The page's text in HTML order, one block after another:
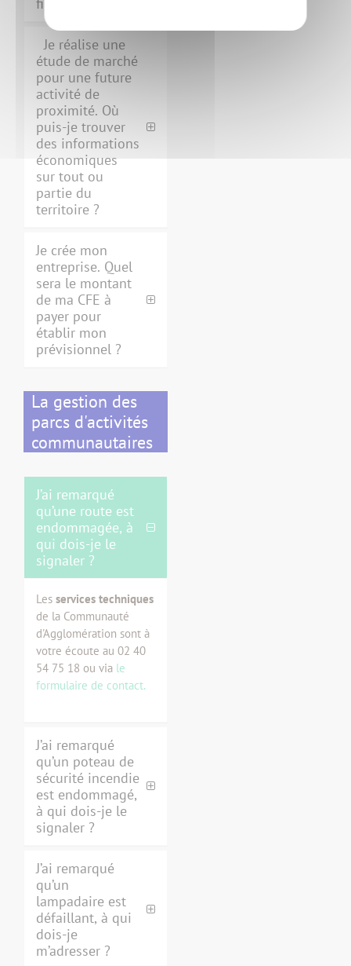
Je réalise une
étude de marché
pour une future
activité de
proximité. Où
puis-je trouver
des informations
économiques
sur tout ou
partie du
territoire ?
Je crée mon
entreprise. Quel
sera le montant
de ma CFE à
payer pour
établir mon
prévisionnel ?
La gestion des
parcs d'activités
communautaires
J’ai remarqué
qu’une route est
endommagée, à
qui dois-je le
signaler ?
Les services techniques
de la Communauté
d'Agglomération sont à
votre écoute au 02 40
54 75 18 ou via le
formulaire de contact.
J’ai remarqué
qu’un poteau de
sécurité incendie
est endommagé,
à qui dois-je le
signaler ?
J’ai remarqué
qu’un
lampadaire est
défaillant, à qui
dois-je
m’adresser ?